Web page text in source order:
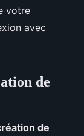
votre
avec
de
de